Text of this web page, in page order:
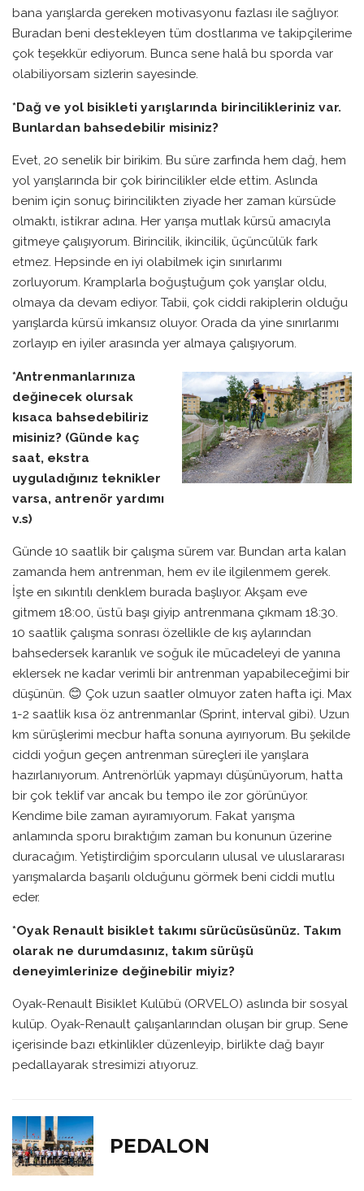
bana yarışlarda gereken motivasyonu fazlası ile sağlıyor.
Buradan beni destekleyen tüm dostlarıma ve takipçilerime
çok teşekkür ediyorum. Bunca sene halâ bu sporda var
olabiliyorsam sizlerin sayesinde.
*Dağ ve yol bisikleti yarışlarında birincilikleriniz var.
Bunlardan bahsedebilir misiniz?
Evet, 20 senelik bir birikim. Bu süre zarfında hem dağ, hem
yol yarışlarında bir çok birincilikler elde ettim. Aslında
benim için sonuç birincilikten ziyade her zaman kürsüde
olmaktı, istikrar adına. Her yarışa mutlak kürsü amacıyla
gitmeye çalışıyorum. Birincilik, ikincilik, üçüncülük fark
etmez. Hepsinde en iyi olabilmek için sınırlarımı
zorluyorum. Kramplarla boğuştuğum çok yarışlar oldu,
olmaya da devam ediyor. Tabii, çok ciddi rakiplerin olduğu
yarışlarda kürsü imkansız oluyor. Orada da yine sınırlarımı
zorlayıp en iyiler arasında yer almaya çalışıyorum.
*Antrenmanlarınıza
değinecek olursak
kısaca bahsedebiliriz
misiniz? (Günde kaç
saat, ekstra
uyguladığınız teknikler
varsa, antrenör yardımı
v.s)
Günde 10 saatlik bir çalışma sürem var. Bundan arta kalan
zamanda hem antrenman, hem ev ile ilgilenmem gerek.
İşte en sıkıntılı denklem burada başlıyor. Akşam eve
gitmem 18:00, üstü başı giyip antrenmana çıkmam 18:30.
10 saatlik çalışma sonrası özellikle de kış aylarından
bahsedersek karanlık ve soğuk ile mücadeleyi de yanına
eklersek ne kadar verimli bir antrenman yapabileceğimi bir
düşünün. 😊 Çok uzun saatler olmuyor zaten hafta içi. Max
1-2 saatlik kısa öz antrenmanlar (Sprint, interval gibi). Uzun
km sürüşlerimi mecbur hafta sonuna ayırıyorum. Bu şekilde
ciddi yoğun geçen antrenman süreçleri ile yarışlara
hazırlanıyorum. Antrenörlük yapmayı düşünüyorum, hatta
bir çok teklif var ancak bu tempo ile zor görünüyor.
Kendime bile zaman ayıramıyorum. Fakat yarışma
anlamında sporu bıraktığım zaman bu konunun üzerine
duracağım. Yetiştirdiğim sporcuların ulusal ve uluslararası
yarışmalarda başarılı olduğunu görmek beni ciddi mutlu
eder.
*Oyak Renault bisiklet takımı sürücüsüsünüz. Takım
olarak ne durumdasınız, takım sürüşü
deneyimlerinize değinebilir miyiz?
Oyak-Renault Bisiklet Kulübü (ORVELO) aslında bir sosyal
kulüp. Oyak-Renault çalışanlarından oluşan bir grup. Sene
içerisinde bazı etkinlikler düzenleyip, birlikte dağ bayır
pedallayarak stresimizi atıyoruz.
PEDALON